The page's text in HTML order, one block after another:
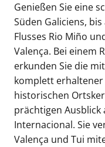
Genießen Sie eine
Süden Galiciens,
Flusses Rio Miño
Valença. Bei einem
erkunden Sie die
komplett erhaltener
historischen
prächtigen Ausblick
Internacional. Sie
Valença und Tui